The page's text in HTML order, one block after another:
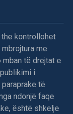
the kontrollohet
me
të drejtat e
i
të
ndonjë faqe
është shkelje